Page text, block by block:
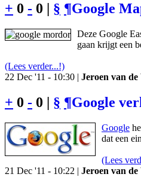
+ 0 - 0 | § ¶Google
Deze Google
gaan krijgt een
(Lees verder...!)
22 Dec '11 - 10:30 | Jeroen van de
+ 0 - 0 | § ¶Google
Google
dat een
(Lees
21 Dec '11 - 10:22 | Jeroen van de